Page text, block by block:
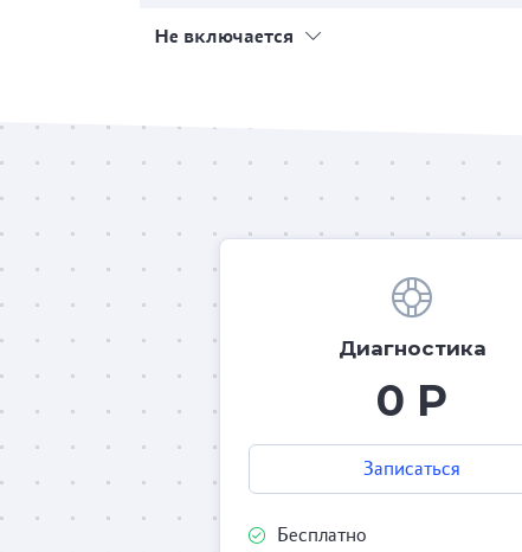
Не включается
Диагностика
0 Р
Записаться
Бесплатно